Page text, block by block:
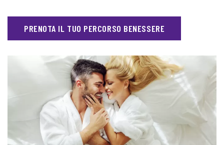
PRENOTA IL TUO PERCORSO BENESSERE